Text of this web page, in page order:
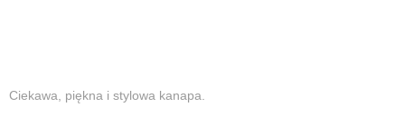
Ciekawa, piękna i stylowa kanapa.